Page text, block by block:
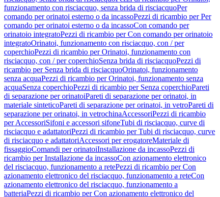
funzionamento con risciacquo, senza brida di risciacquoPer
comando per orinatoi esterno o da incassoPezzi di ricambio per Per
comando per orinatoi esterno o da incassoCon comando per
orinatoio integratoPezzi di ricambio per Con comando per orinatoio
integratoOrinatoi, funzionamento con risciacquo, con / per
coperchioPezzi di ricambio per Orinatoi, funzionamento con
risciacquo, con / per coperchioSenza brida di risciacquoPezzi di
ricambio per Senza brida di risciacquoOrinatoi, funzionamento
senza acquaPezzi di ricambio per Orinatoi, funzionamento senza
acquaSenza coperchioPezzi di ricambio per Senza coperchioPareti
di separazione per orinatoiPareti di separazione per orinatoi, in
materiale sinteticoPareti di separazione per orinatoi, in vetroPareti di
separazione per orinatoi, in vetrochinaAccessoriPezzi di ricambio
per AccessoriSifoni e accessori sifoneTubi di risciacquo, curve di
risciacquo e adattatoriPezzi di ricambio per Tubi di risciacquo, curve
di risciacquo e adattatoriAccessori per erogatoreMateriale di
fissaggioComandi per orinatoiInstallazione da incassoPezzi di
ricambio per Installazione da incassoCon azionamento elettronico
del risciacquo, funzionamento a retePezzi di ricambio per Con
azionamento elettronico del risciacquo, funzionamento a reteCon
azionamento elettronico del risciacquo, funzionamento a
batteriaPezzi di ricambio per Con azionamento elettronico del